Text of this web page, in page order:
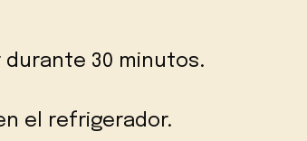
durante 30 minutos.
el refrigerador.